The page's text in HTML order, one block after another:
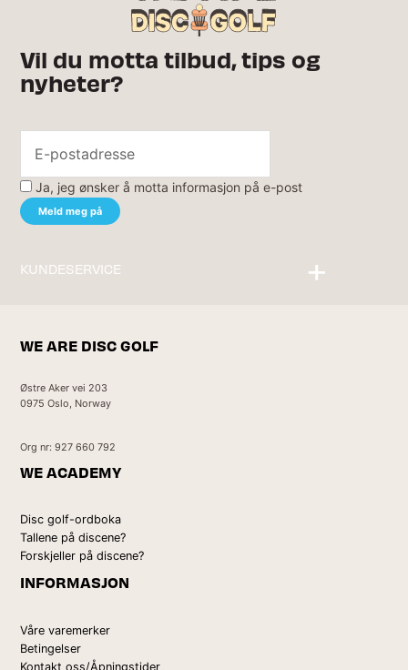
Vil du motta tilbud, tips og
nyheter?
Ja, jeg ønsker å motta informasjon på e-post
KUNDESERVICE
WE ARE DISC GOLF
Østre Aker vei 203
0975 Oslo, Norway
Org nr: 927 660 792
WE ACADEMY
Disc golf-ordboka
Tallene på discene?
Forskjeller på discene?
INFORMASJON
Våre varemerker
Betingelser
Kontakt oss/Åpningstider